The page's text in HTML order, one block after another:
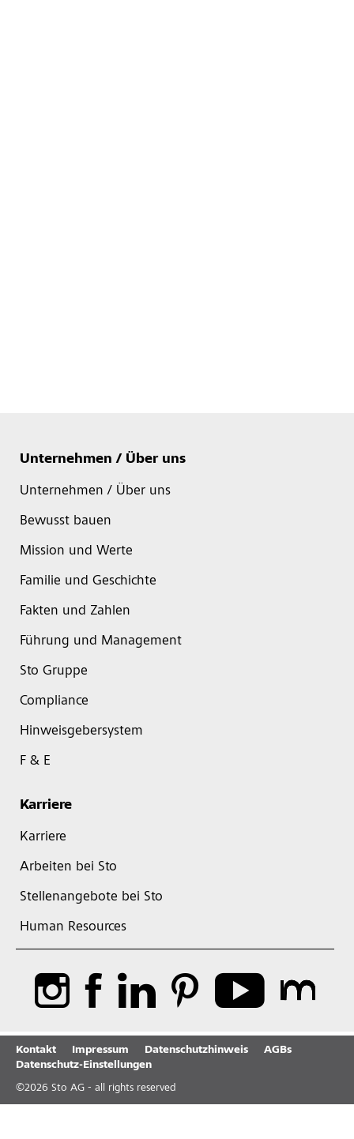
Unternehmen / Über uns
Unternehmen / Über uns
Bewusst bauen
Mission und Werte
Familie und Geschichte
Fakten und Zahlen
Führung und Management
Sto Gruppe
Compliance
Hinweisgebersystem
F & E
Karriere
Karriere
Arbeiten bei Sto
Stellenangebote bei Sto
Human Resources
Kontakt Impressum Datenschutzhinweis
AGBs
Datenschutz-Einstellungen
©2026 Sto AG - all rights reserved